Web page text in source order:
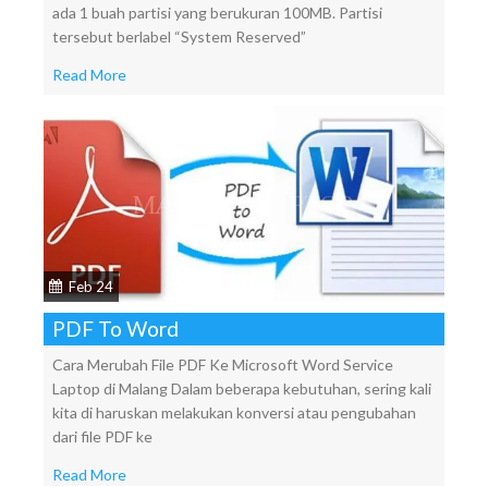
ada 1 buah partisi yang berukuran 100MB. Partisi
tersebut berlabel “System Reserved”
Read More
Feb 24
PDF To Word
Cara Merubah File PDF Ke Microsoft Word Service
Laptop di Malang Dalam beberapa kebutuhan, sering kali
kita di haruskan melakukan konversi atau pengubahan
dari file PDF ke
Read More